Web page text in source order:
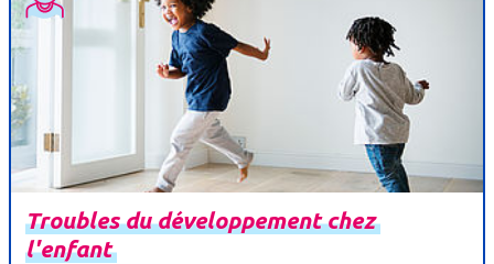
Troublesdudéveloppementchez
l'enfant